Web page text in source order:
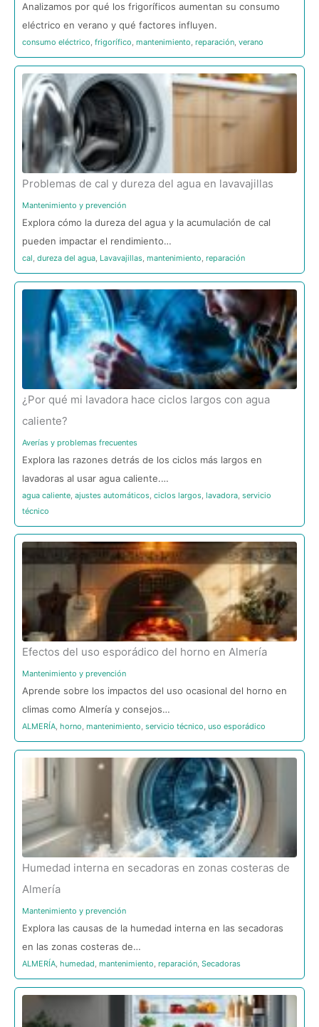
Analizamos por qué los frigoríficos aumentan su consumo
eléctrico en verano y qué factores influyen.
consumo eléctrico frigorífico mantenimiento reparación verano
Problemas de cal y dureza del agua en lavavajillas
Mantenimiento y prevención
Explora cómo la dureza del agua y la acumulación de cal
pueden impactar el rendimiento…
cal dureza del agua Lavavajillas mantenimiento reparación
¿Por qué mi lavadora hace ciclos largos con agua
caliente?
Averías y problemas frecuentes
Explora las razones detrás de los ciclos más largos en
lavadoras al usar agua caliente.…
agua caliente ajustes automáticos ciclos largos lavadora servicio
técnico
Efectos del uso esporádico del horno en Almería
Mantenimiento y prevención
Aprende sobre los impactos del uso ocasional del horno en
climas como Almería y consejos…
ALMERÍA, horno, mantenimiento, servicio técnico, uso esporádico
Humedad interna en secadoras en zonas costeras de
Almería
Mantenimiento y prevención
Explora las causas de la humedad interna en las secadoras
en las zonas costeras de…
ALMERÍA, humedad, mantenimiento, reparación, Secadoras